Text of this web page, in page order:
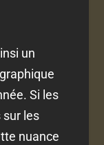
un
Si les
sur les
nuance